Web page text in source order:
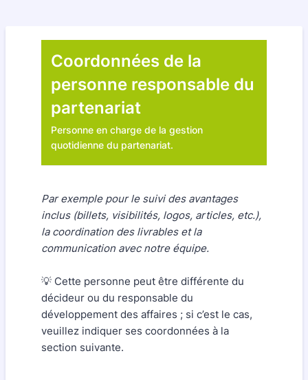
Coordonnées de la
personne responsable du
partenariat
Personne en charge de la gestion
quotidienne du partenariat.
Par exemple pour le suivi des avantages
inclus (billets, visibilités, logos, articles, etc.),
la coordination des livrables et la
communication avec notre équipe.
💡 Cette personne peut être différente du
décideur ou du responsable du
développement des affaires ; si c’est le cas,
veuillez indiquer ses coordonnées à la
section suivante.